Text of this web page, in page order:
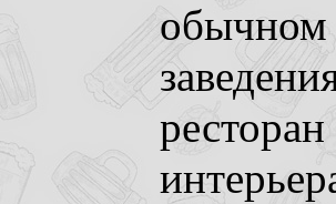
обычном